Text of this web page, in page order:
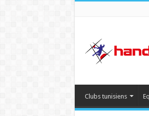
Clubs tunisiens